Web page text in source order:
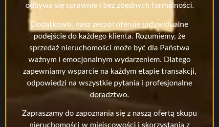
odbywa się sprawnie i bez zbędnych formalności.
Dodatkowo, nasz zespół oferuje indywidualne
podejście do każdego klienta. Rozumiemy, że
sprzedaż nieruchomości może być dla Państwa
ważnym i emocjonalnym wydarzeniem. Dlatego
zapewniamy wsparcie na każdym etapie transakcji,
odpowiedzi na wszystkie pytania i profesjonalne
doradztwo.
Zapraszamy do zapoznania się z naszą ofertą skupu
nieruchomości w miejscowości i skorzystania z